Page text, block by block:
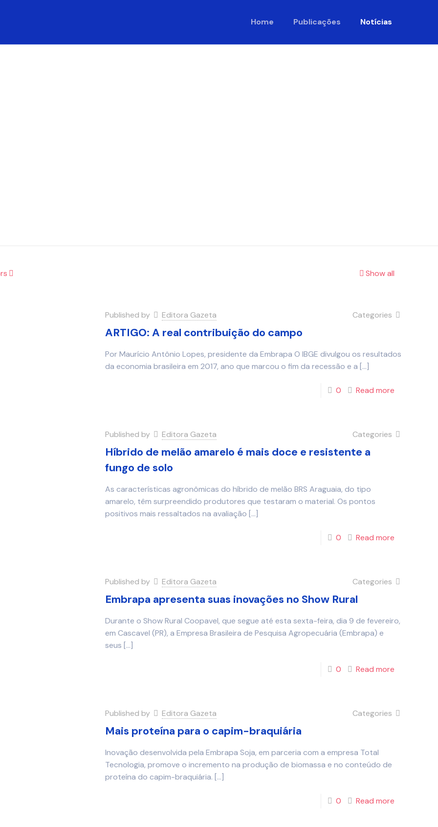
Home Publicações Notícias
Show all
Published by Editora Gazeta Categories
ARTIGO: A real contribuição do campo
Por Maurício Antônio Lopes, presidente da Embrapa O IBGE divulgou os resultados
da economia brasileira em 2017, ano que marcou o fim da recessão e a […]
0 Read more
Published by Editora Gazeta Categories
Híbrido de melão amarelo é mais doce e resistente a
fungo de solo
As características agronômicas do híbrido de melão BRS Araguaia, do tipo
amarelo, têm surpreendido produtores que testaram o material. Os pontos
positivos mais ressaltados na avaliação […]
0 Read more
Published by Editora Gazeta Categories
Embrapa apresenta suas inovações no Show Rural
Durante o Show Rural Coopavel, que segue até esta sexta-feira, dia 9 de fevereiro,
em Cascavel (PR), a Empresa Brasileira de Pesquisa Agropecuária (Embrapa) e
seus […]
0 Read more
Published by Editora Gazeta Categories
Mais proteína para o capim-braquiária
Inovação desenvolvida pela Embrapa Soja, em parceria com a empresa Total
Tecnologia, promove o incremento na produção de biomassa e no conteúdo de
proteína do capim-braquiária. […]
0 Read more